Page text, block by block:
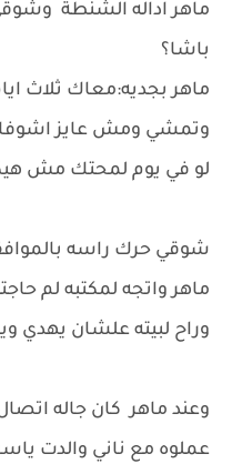
ماهر اداله الشنطة
باشا؟
ماهر بجديه:معاك ثلاث
وتمشي ومش عايز
لو في يوم لمحتك مش
شوقي حرك راسه
ماهر واتجه لمكتبه لم
وراح لبيته علشان يهدي
وعند ماهر كان جاله
عملوه مع ناني والدت